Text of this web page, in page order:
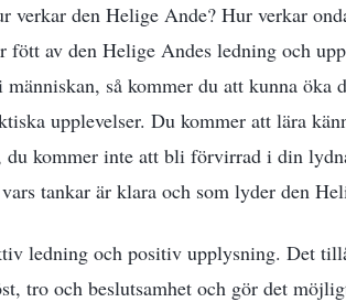
den Helige Ande? Hur verkar
av den Helige Andes ledning och
så kommer du att kunna öka
upplevelser. Du kommer att lära
du kommer inte att bli förvirrad i din
tankar är klara och som lyder den
ledning och positiv upplysning. Det
tro och beslutsamhet och gör det